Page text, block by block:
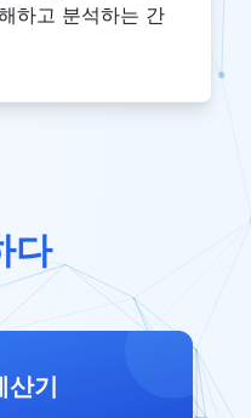
하고 분석하는 간
다
산기